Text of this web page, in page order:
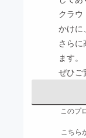
ビジネ
まち
クラウ
かけに
さら
ます。
ぜひご
このプ
こちら